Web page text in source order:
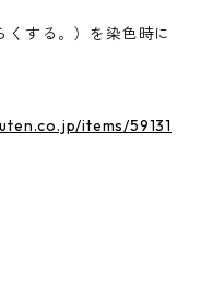
する。）を染色時に
items/59131